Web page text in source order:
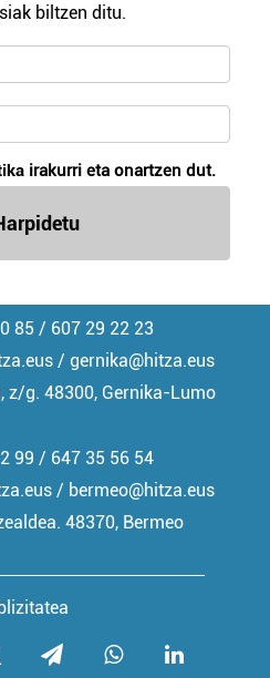
cookie teknologiaz
gero, teknologia hori
ematen diguzu.Gehiago
biltzen ditu.
irakurri eta onartzen dut.
85 / 607 29 22 23
/ gernika@hitza.eus
z/g. 48300, Gernika-Lumo
99 / 647 35 56 54
/ bermeo@hitza.eus
48370, Bermeo